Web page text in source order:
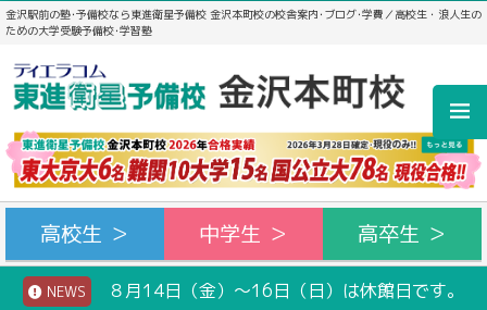
金沢駅前の塾･予備校なら東進衛星予備校 金沢本町校の校舎案内･ブログ･学費／高校生・浪人生の
ための大学受験予備校･学習塾
高校生 ＞ 中学生 ＞ 高卒生 ＞
NEWS ８月14日（金）～16日（日）は休館日です。